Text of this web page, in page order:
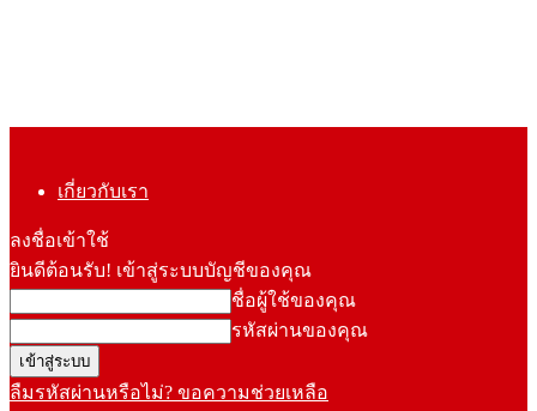
เกี่ยวกับเรา
ลงชื่อเข้าใช้
ยินดีต้อนรับ! เข้าสู่ระบบบัญชีของคุณ
ชื่อผู้ใช้ของคุณ
รหัสผ่านของคุณ
ลืมรหัสผ่านหรือไม่? ขอความช่วยเหลือ